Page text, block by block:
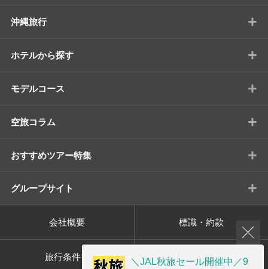
沖縄旅行 +
ホテルから探す +
モデルコース +
空旅コラム +
おすすめツアー特集 +
グループサイト +
会社概要 標識・約款
旅行条件書 プライバシーポリシー
＼JAL秋旅セール開催中／9